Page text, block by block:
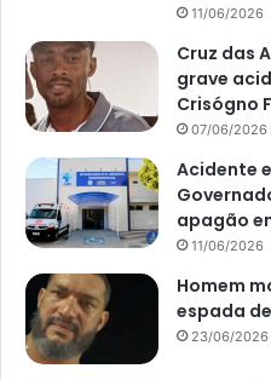
11/06/2026
Cruz das
grave
Crisógno
07/06/2026
Acidente
apagão
11/06/2026
Homem
espada
23/06/2026